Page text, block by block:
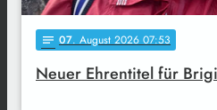
notes 07. August 2026 07:53
Neuer Ehrentitel für